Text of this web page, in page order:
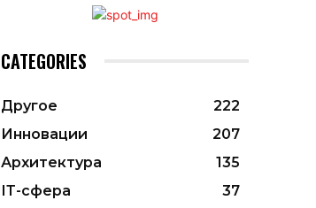
CATEGORIES
Другое
222
Инновации
207
Архитектура
135
ІТ-сфера
37